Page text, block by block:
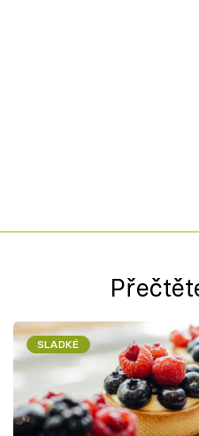
SLADKÉ